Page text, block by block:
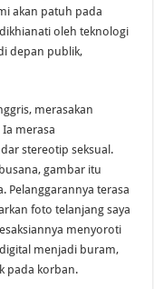
akan patuh pada
oleh teknologi
depan publik,
merasakan
merasa
stereotip seksual.
gambar itu
Pelanggarannya terasa
foto telanjang saya
menyoroti
menjadi buram,
pada korban.